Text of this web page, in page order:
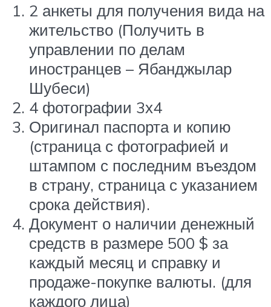
2 анкеты для получения вида на
жительство (Получить в
управлении по делам
иностранцев – Ябанджылар
Шубеси)
4 фотографии 3х4
Оригинал паспорта и копию
(страница с фотографией и
штампом с последним въездом
в страну, страница с указанием
срока действия).
Документ о наличии денежный
средств в размере 500 $ за
каждый месяц и справку и
продаже-покупке валюты. (для
каждого лица)